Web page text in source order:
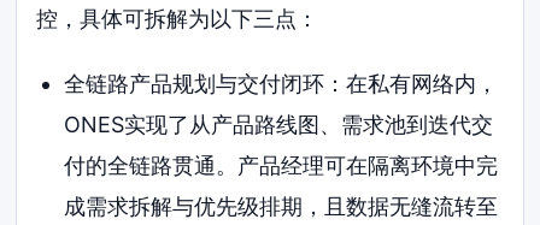
控，具体可拆解为以下三点：
全链路产品规划与交付闭环：在私有网络内，
ONES实现了从产品路线图、需求池到迭代交
付的全链路贯通。产品经理可在隔离环境中完
成需求拆解与优先级排期，且数据无缝流转至